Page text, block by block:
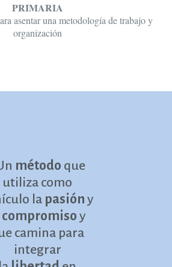
PRIMARIA
asentar una metodología de trabajo y
organización
método que
utiliza como
la pasión y
compromiso y
camina para
integrar